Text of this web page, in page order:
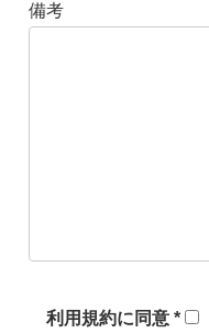
備考
利用規約に同意 *